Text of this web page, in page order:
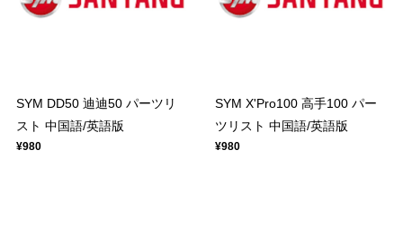
SYM DD50 迪迪50 パーツリ
スト 中国語/英語版
¥980
SYM X'Pro100 高手100 パー
ツリスト 中国語/英語版
¥980